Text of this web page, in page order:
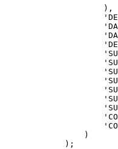
),
'SUM'
)
);